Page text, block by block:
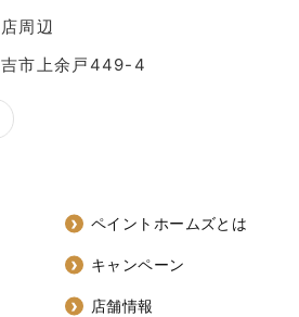
周辺
吉市上余戸449-4
ペイントホームズとは
キャンペーン
店舗情報